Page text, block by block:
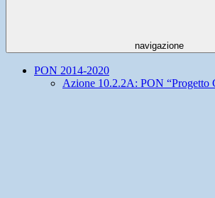
navigazione
PON 2014-2020
Azione 10.2.2A: PON “Progetto